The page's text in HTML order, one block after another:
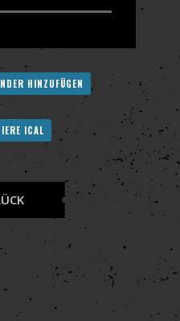
HINZUFÜGEN
ICAL